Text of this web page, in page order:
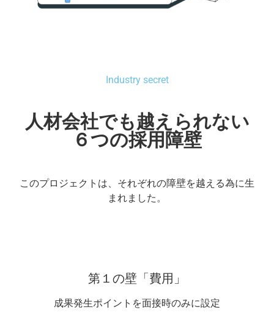
Industry secret
人材会社でも越えられない
６つの採用障壁
このプロジェクトは、それぞれの障壁を越える為に生
まれました。
第１の壁「費用」
成果発生ポイントを面接時のみに設定